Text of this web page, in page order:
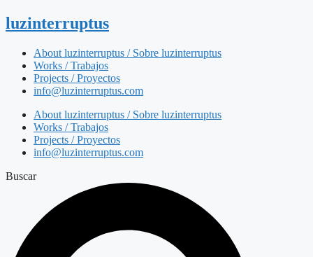
luzinterruptus
About luzinterruptus / Sobre luzinterruptus
Works / Trabajos
Projects / Proyectos
info@luzinterruptus.com
About luzinterruptus / Sobre luzinterruptus
Works / Trabajos
Projects / Proyectos
info@luzinterruptus.com
Buscar